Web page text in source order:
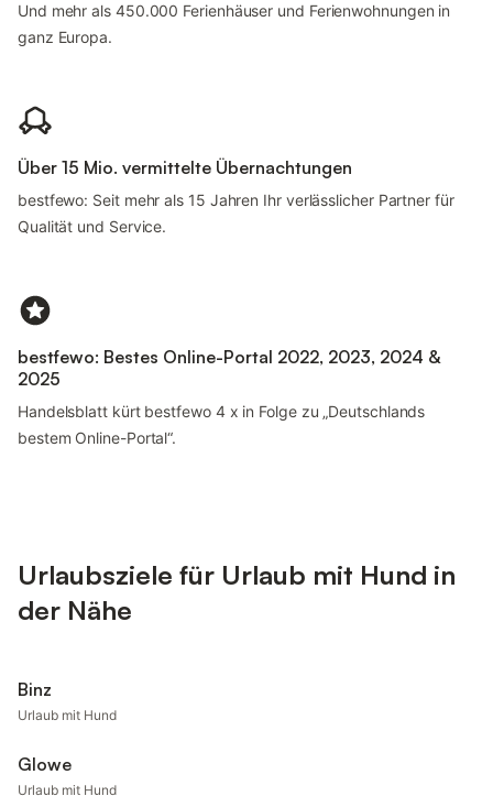
Und mehr als 450.000 Ferienhäuser und Ferienwohnungen in
ganz Europa.
Über 15 Mio. vermittelte Übernachtungen
bestfewo: Seit mehr als 15 Jahren Ihr verlässlicher Partner für
Qualität und Service.
bestfewo: Bestes Online-Portal 2022, 2023, 2024 &
2025
Handelsblatt kürt bestfewo 4 x in Folge zu „Deutschlands
bestem Online-Portal“.
Urlaubsziele für Urlaub mit Hund in
der Nähe
Binz
Urlaub mit Hund
Glowe
Urlaub mit Hund